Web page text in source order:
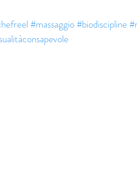
#massaggio#biodiscipline